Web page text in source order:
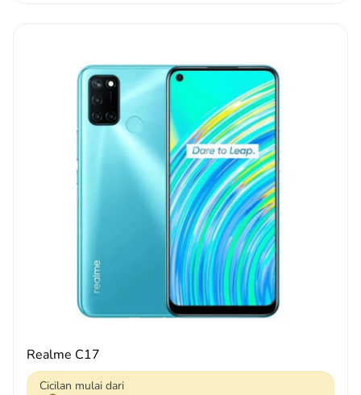
Realme C17
Cicilan mulai dari